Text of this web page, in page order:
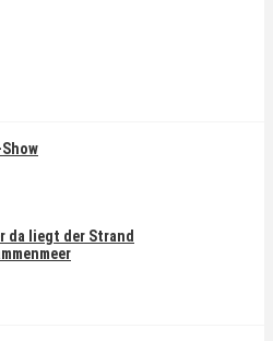
da liegt der Strand